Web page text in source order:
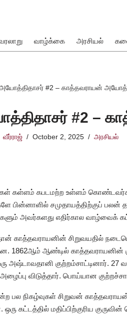
வாழ்க்கை அரசியல்
#2 – காத்தவராயன்
#2 –
வீர்ராஜ் October 2, 2025 அரசியல்
கள்ளம் கபடமற்ற உள்ளம்
பின்னாளில் சமுதாயத்திற்குப் பலன்
அவர்களது எதிர்கால வாழ்வைக்
காத்தவராயனின் சிறுவயதில்
1862ஆம் ஆண்டில் காத்தவராயனின்
அஷ்டாவதானி குற்றம்சாட்டினார். 27
அழைப்பு விடுத்தார். பொய்யான
பல நிகழ்வுகள் சிறுவன்
ஒரு கட்டத்தில் மதிப்பிற்குரிய